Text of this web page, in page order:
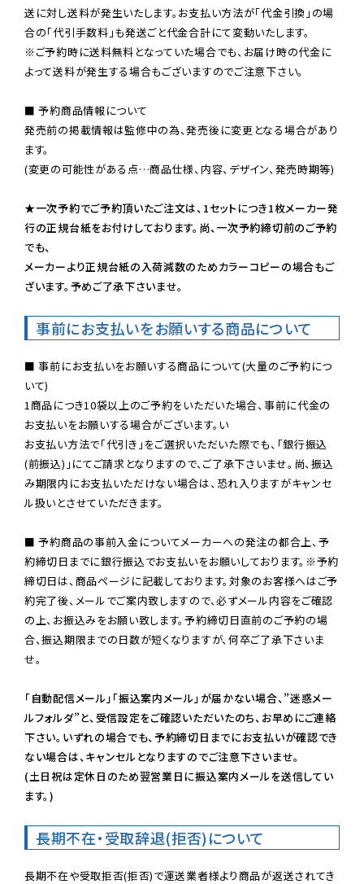
送に対し送料が発生いたします。お支払い方法が「代金引換」の場
※ご予約時に送料無料となっていた場合でも、お届け時の代金に
よって送料が発生する場合もございますのでご注意下さい。
■ 予約商品情報について
発売前の掲載情報は監修中の為、発売後に変更となる場合があり
ます。
(変更の可能性がある点…商品仕様、内容、デザイン、発売時期等)
★一次予約でご予約頂いたご注文は、1セットにつき1枚メーカー発
行の正規台紙をお付けしております。尚、一次予約締切前のご予約
でも、
メーカーより正規台紙の入荷減数のためカラーコピーの場合もご
ざいます。予めご了承下さいませ。
事前にお支払いをお願いする商品について
■ 事前にお支払いをお願いする商品について(大量のご予約につ
いて)
1商品につき10袋以上のご予約をいただいた場合、事前に代金の
お支払いをお願いする場合がございます。い
お支払い方法で「代引き」をご選択いただいた際でも、「銀行振込
(前振込)」にてご請求となりますので、ご了承下さいませ。尚、振込
み期限内にお支払いただけない場合は、恐れ入りますがキャンセ
ル扱いとさせていただきます。
■ 予約商品の事前入金についてメーカーへの発注の都合上、予
約締切日までに銀行振込でお支払いをお願いしております。※予約
締切日は、商品ページに記載しております。対象のお客様へはご予
約完了後、メールでご案内致しますので、必ずメール内容をご確認
の上、お振込みをお願い致します。予約締切日直前のご予約の場
合、振込期限までの日数が短くなりますが、何卒ご了承下さいま
せ。
「自動配信メール」「振込案内メール」が届かない場合、”迷惑メー
ルフォルダ”と、受信設定をご確認いただいたのち、お早めにご連絡
下さい。いずれの場合でも、予約締切日までにお支払いが確認でき
ない場合は、キャンセルとなりますのでご注意下さいませ。
(土日祝は定休日のため翌営業日に振込案内メールを送信してい
ます。)
長期不在・受取辞退(拒否)について
長期不在や受取拒否(拒否)で運送業者様より商品が返送されてき